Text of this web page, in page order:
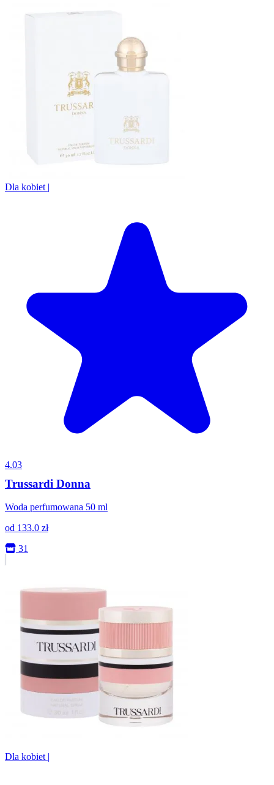
Dla kobiet |
4.03
Trussardi Donna
Woda perfumowana 50 ml
od 133.0 zł
31
Dla kobiet |